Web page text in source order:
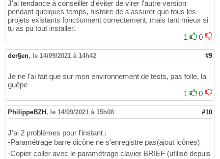
J'ai tendance à conseiller d'éviter de virer l'autre version
pendant quelques temps, histoire de s'assurer que tous les
projets existants fonctionnent correctement, mais tant mieux si
tu as pu tout installer.
1
0
der§en, le 14/09/2021 à 14h42 #9
Je ne l'ai fait que sur mon environnement de tests, pas folle, la
guêpe
1
0
PhilippeBZH , le 14/09/2021 à 15h08 #10
J'ai 2 problèmes pour l'instant :
-Paramétrage barre dicône ne s'enregistre pas(ajout icônes)
-Copier coller avec le paramétrage clavier BRIEF (utilisé depuis